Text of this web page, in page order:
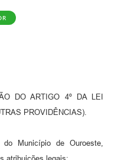
DO ARTIGO 4º DA LEI
PROVIDÊNCIAS).
Município de Ouroeste,